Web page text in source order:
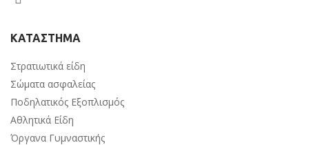
ΚΑΤΑΣΤΗΜΑ
Στρατιωτικά είδη
Σώματα ασφαλείας
Ποδηλατικός Εξοπλισμός
Αθλητικά Είδη
Όργανα Γυμναστικής